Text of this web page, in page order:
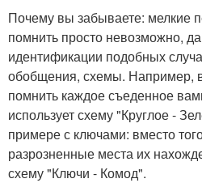
Почему вы забываете: мелкие
помнить просто невозможно,
идентификации подобных
обобщения, схемы. Например,
помнить каждое съеденное
использует схему "Круглое -
примере с ключами: вместо
разрозненные места их
схему "Ключи - Комод".